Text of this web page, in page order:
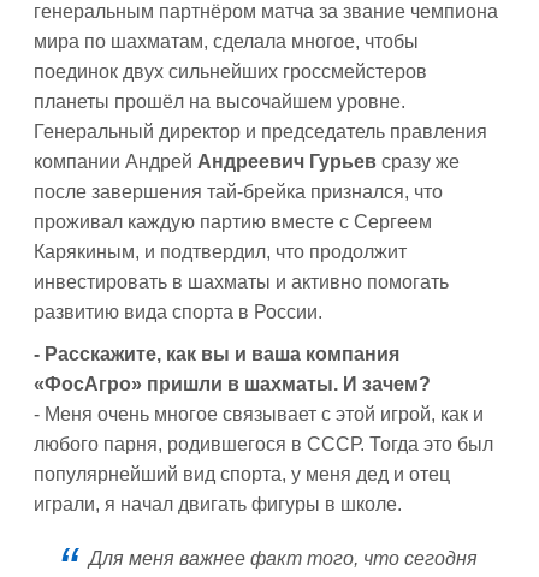
генеральным партнёром матча за звание чемпиона
мира по шахматам, сделала многое, чтобы
поединок двух сильнейших гроссмейстеров
планеты прошёл на высочайшем уровне.
Генеральный директор и председатель правления
компании Андрей Андреевич Гурьев сразу же
после завершения тай-брейка признался, что
проживал каждую партию вместе с Сергеем
Карякиным, и подтвердил, что продолжит
инвестировать в шахматы и активно помогать
развитию вида спорта в России.
- Расскажите, как вы и ваша компания
«ФосАгро» пришли в шахматы. И зачем?
- Меня очень многое связывает с этой игрой, как и
любого парня, родившегося в СССР. Тогда это был
популярнейший вид спорта, у меня дед и отец
играли, я начал двигать фигуры в школе.
Для меня важнее факт того, что сегодня